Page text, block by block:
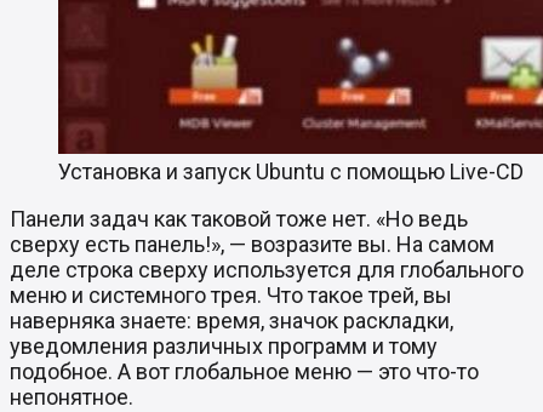
Установка и запуск Ubuntu с помощью Live-CD
Панели задач как таковой тоже нет. «Но ведь
сверху есть панель!», — возразите вы. На самом
деле строка сверху используется для глобального
меню и системного трея. Что такое трей, вы
наверняка знаете: время, значок раскладки,
уведомления различных программ и тому
подобное. А вот глобальное меню — это что-то
непонятное.